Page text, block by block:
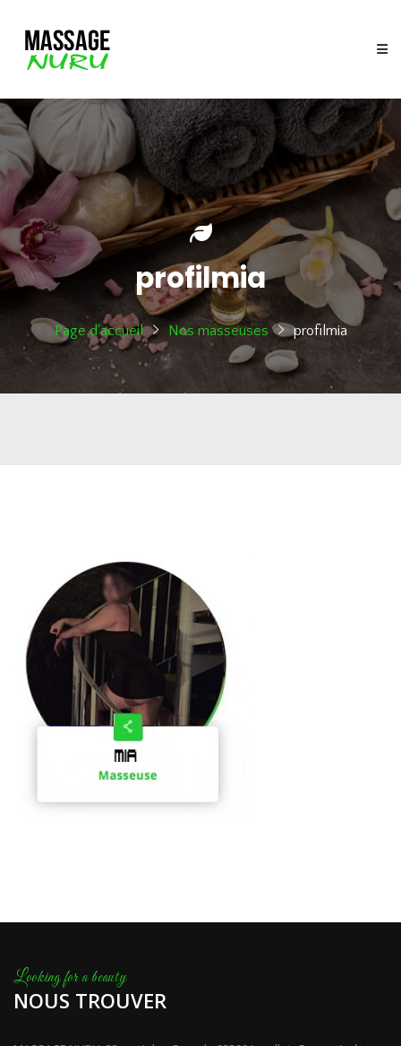
profilmia
Page d'accueil Nos masseuses profilmia
NOUS TROUVER